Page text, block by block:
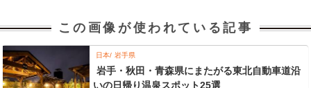
この画像が使われている記事
日本 岩手県
岩手・秋田・青森県にまたがる東北自動車道沿
いの日帰り温泉スポット25選